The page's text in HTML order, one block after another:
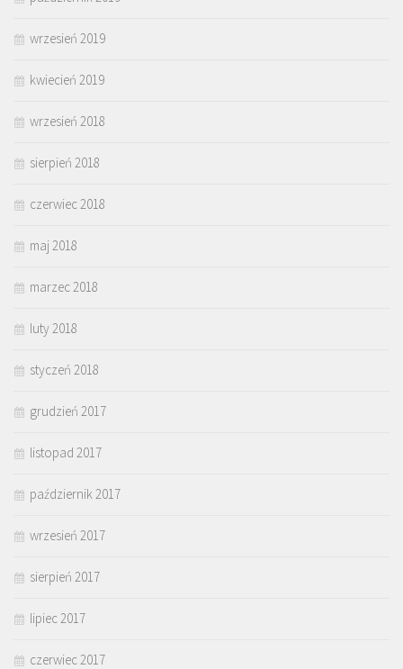
wrzesień 2019
kwiecień 2019
wrzesień 2018
sierpień 2018
czerwiec 2018
maj 2018
marzec 2018
luty 2018
styczeń 2018
grudzień 2017
listopad 2017
październik 2017
wrzesień 2017
sierpień 2017
lipiec 2017
czerwiec 2017